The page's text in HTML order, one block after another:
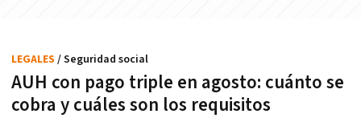
AUH con pago triple en agosto: cuánto se
cobra y cuáles son los requisitos
LEGALES / Seguridad social